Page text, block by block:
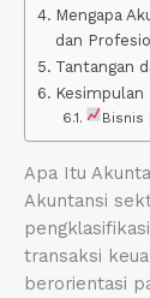
Mengapa
dan
Tantangan
Kesimpulan
Bisnis
Apa Itu
Akuntansi
transaksi
berorientasi